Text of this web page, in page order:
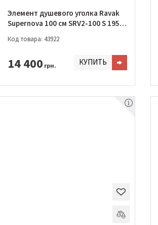
Элемент душевого уголка Ravak
Supernova 100 см SRV2-100 S 195 S
Код товара: 43922
14 400 грн. КУПИТЬ